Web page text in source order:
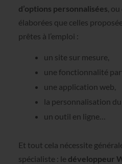
d’options personnalisées ,
élaborées que celles
prêtes à l’emploi :
un site sur mesure,
une fonctionnalité
une application web,
la personnalisation
un outil en ligne…
Et tout cela nécessite
spécialiste : le développeur